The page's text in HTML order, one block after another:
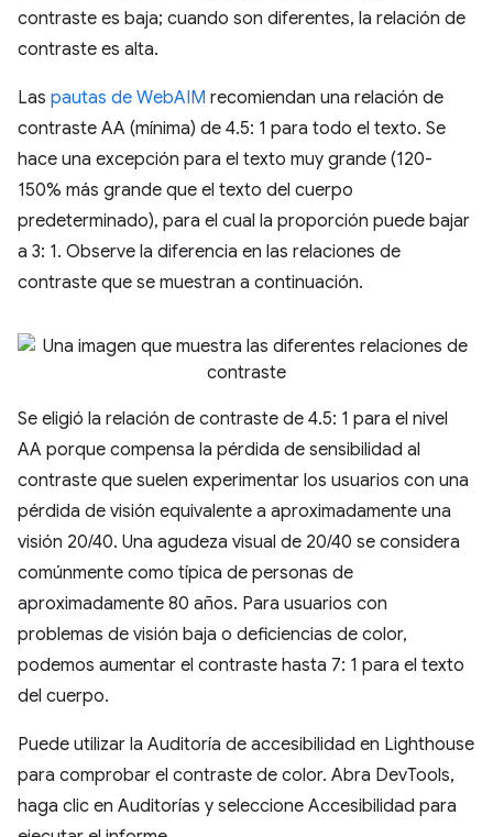
contraste es baja; cuando son diferentes, la relación de
contraste es alta.
Las pautas de WebAIM recomiendan una relación de
contraste AA (mínima) de 4.5: 1 para todo el texto. Se
hace una excepción para el texto muy grande (120-
150% más grande que el texto del cuerpo
predeterminado), para el cual la proporción puede bajar
a 3: 1. Observe la diferencia en las relaciones de
contraste que se muestran a continuación.
Se eligió la relación de contraste de 4.5: 1 para el nivel
AA porque compensa la pérdida de sensibilidad al
contraste que suelen experimentar los usuarios con una
pérdida de visión equivalente a aproximadamente una
visión 20/40. Una agudeza visual de 20/40 se considera
comúnmente como típica de personas de
aproximadamente 80 años. Para usuarios con
problemas de visión baja o deficiencias de color,
podemos aumentar el contraste hasta 7: 1 para el texto
del cuerpo.
Puede utilizar la Auditoría de accesibilidad en Lighthouse
para comprobar el contraste de color. Abra DevTools,
haga clic en Auditorías y seleccione Accesibilidad para